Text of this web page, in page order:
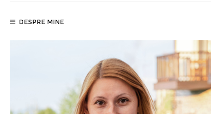
DESPRE MINE